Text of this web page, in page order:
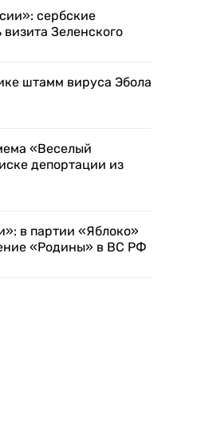
сербские
Зеленского
штамм вируса Эбола
«Веселый
депортации из
в партии «Яблоко»
«Родины» в ВС РФ